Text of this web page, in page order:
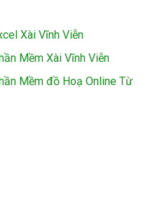
Xài Vĩnh Viễn
Mềm Xài Vĩnh Viễn
Mềm đồ Hoạ Online Từ